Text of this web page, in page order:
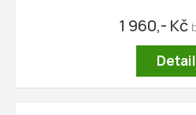
1 960,- Kč
Detail